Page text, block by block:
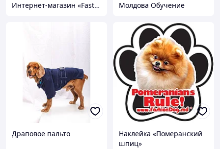
Интернет-магазин «FastShop» Молдова Обучение
Драповое пальто
Наклейка «Померанский
шпиц»